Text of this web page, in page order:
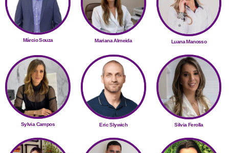
Márcio Souza Mariana Almeida Luana Manosso
Sylvia Campos Eric Slywich Silvia Ferolla